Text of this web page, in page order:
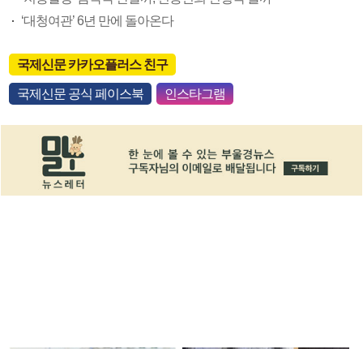
‘대청여관’ 6년 만에 돌아온다
국제신문 카카오플러스 친구
국제신문 공식 페이스북 인스타그램